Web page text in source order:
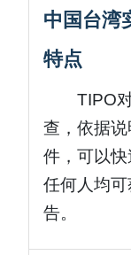
中国台湾
特点
TIPO
查，依据
件，可以快
任何人均
告。